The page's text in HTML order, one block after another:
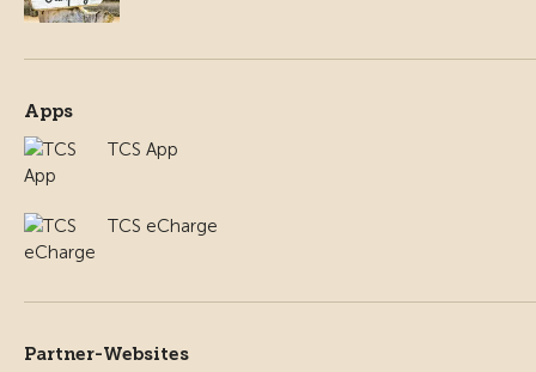
Apps
TCS App
TCS eCharge
Partner-Websites